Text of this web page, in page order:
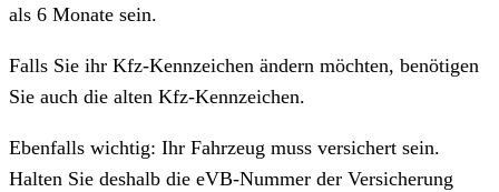
als 6 Monate sein.
Falls Sie ihr Kfz-Kennzeichen ändern möchten, benötigen
Sie auch die alten Kfz-Kennzeichen.
Ebenfalls wichtig: Ihr Fahrzeug muss versichert sein.
Halten Sie deshalb die eVB-Nummer der Versicherung